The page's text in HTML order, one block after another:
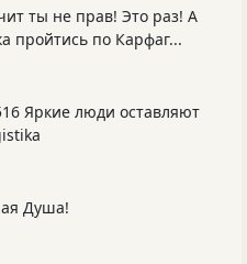
ты не прав! Это раз! А
пройтись по Карфаг...
Яркие люди оставляют
Душа!